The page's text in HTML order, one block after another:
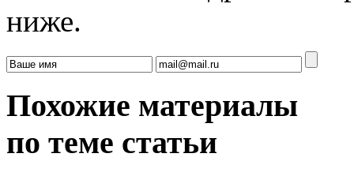
ниже.
Похожие материалы
по теме статьи